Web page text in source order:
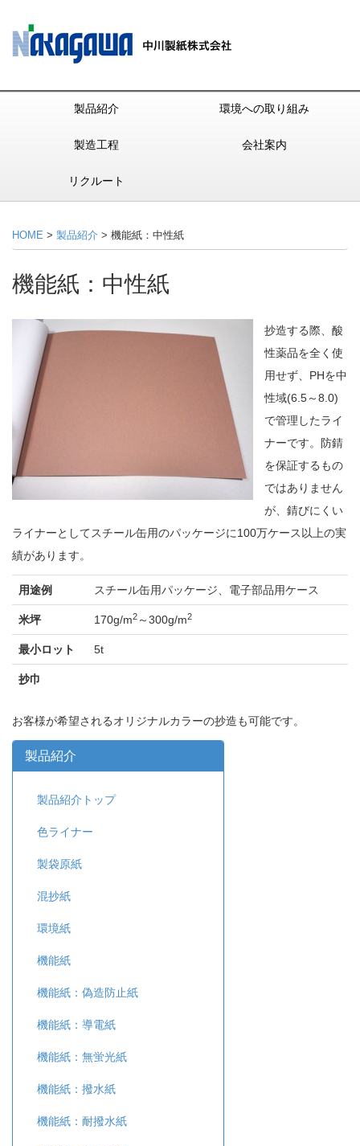
製品紹介 環境への取り組み
製造工程 会社案内
リクルート
HOME > 製品紹介 > 機能紙：中性紙
機能紙：中性紙
抄造する際、酸
性薬品を全く使
用せず、PHを中
性域(6.5～8.0)
で管理したライ
ナーです。防錆
を保証するもの
ではありません
が、錆びにくい
ライナーとしてスチール缶用のパッケージに100万ケース以上の実
績があります。
用途例 スチール缶用パッケージ、電子部品用ケース
米坪 170g/m2 ～300g/m2
最小ロット 5t
抄巾
お客様が希望されるオリジナルカラーの抄造も可能です。
製品紹介
製品紹介トップ
色ライナー
製袋原紙
混抄紙
環境紙
機能紙
機能紙：偽造防止紙
機能紙：導電紙
機能紙：無蛍光紙
機能紙：撥水紙
機能紙：耐撥水紙